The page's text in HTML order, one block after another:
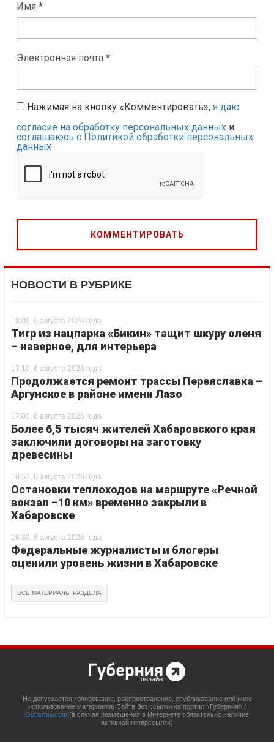
Имя *
Электронная почта *
Нажимая на кнопку «Комментировать», я даю
согласие на обработку персональных данных и
соглашаюсь с Политикой обработки персональных
данных
НОВОСТИ В РУБРИКЕ
18:00, 6 августа 2026 года
Тигр из нацпарка «Бикин» тащит шкуру оленя
– наверное, для интерьера
17:10, 6 августа 2026 года
Продолжается ремонт трассы Переяславка –
Аргунское в районе имени Лазо
17:00, 6 августа 2026 года
Более 6,5 тысяч жителей Хабаровского края
заключили договоры на заготовку
древесины
16:52, 6 августа 2026 года
Остановки теплоходов на маршруте «Речной
вокзал –10 км» временно закрыли в
Хабаровске
16:30, 6 августа 2026 года
Федеральные журналисты и блогеры
оценили уровень жизни в Хабаровске
ВСЕ МАТЕРИАЛЫ РАЗДЕЛА
Не допускается копирование, распространение, опубликование или иное
использование материалов Сайта без ссылки на портал «Губерния» /
Gubernia.com (в случае размещения в Интернете обязательно наличие
активной гиперссылки)